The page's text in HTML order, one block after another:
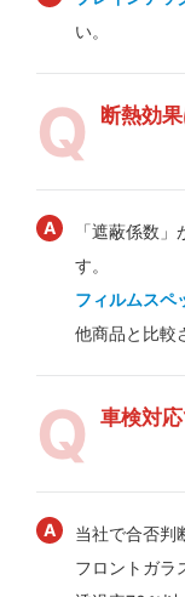
い。
断熱効
「遮蔽係数
す。
フィルムスペ
他商品と比較
車検対
当社で合否判
フロントガラ